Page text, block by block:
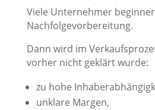
Viele Unternehmer
Nachfolgevorbereitung.
Dann wird im
vorher nicht geklärt wurde:
zu hohe
unklare Margen,